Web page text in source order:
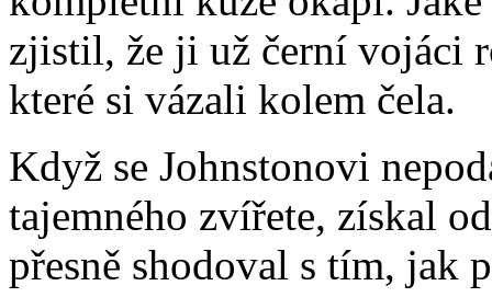
zjistil, že ji už černí vojáci
které si vázali kolem čela.
Když se Johnstonovi
tajemného zvířete, získal
přesně shodoval s tím, jak